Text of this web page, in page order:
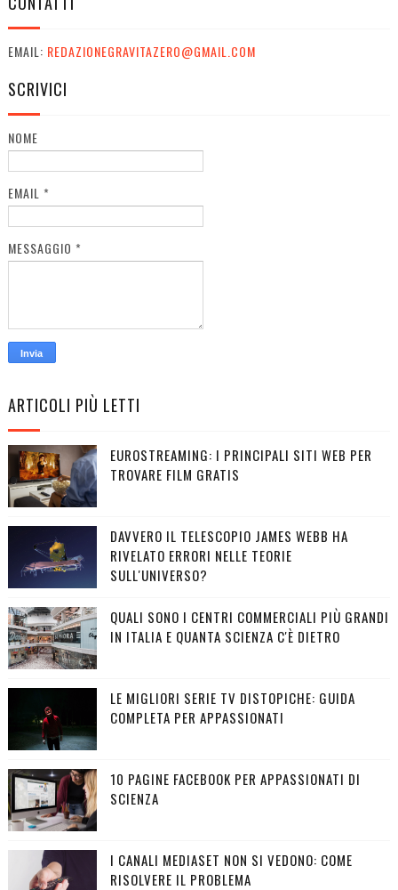
EMAIL: REDAZIONEGRAVITAZERO@GMAIL.COM
SCRIVICI
NOME
EMAIL *
MESSAGGIO *
ARTICOLI PIÙ LETTI
EUROSTREAMING: I PRINCIPALI SITI WEB PER
TROVARE FILM GRATIS
DAVVERO IL TELESCOPIO JAMES WEBB HA
RIVELATO ERRORI NELLE TEORIE
SULL'UNIVERSO?
QUALI SONO I CENTRI COMMERCIALI PIÙ GRANDI
IN ITALIA E QUANTA SCIENZA C'È DIETRO
LE MIGLIORI SERIE TV DISTOPICHE: GUIDA
COMPLETA PER APPASSIONATI
10 PAGINE FACEBOOK PER APPASSIONATI DI
SCIENZA
I CANALI MEDIASET NON SI VEDONO: COME
RISOLVERE IL PROBLEMA